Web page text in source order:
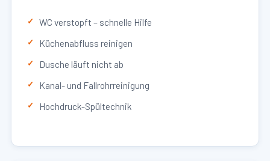
WC verstopft – schnelle Hilfe
Küchenabfluss reinigen
Dusche läuft nicht ab
Kanal- und Fallrohrreinigung
Hochdruck-Spültechnik